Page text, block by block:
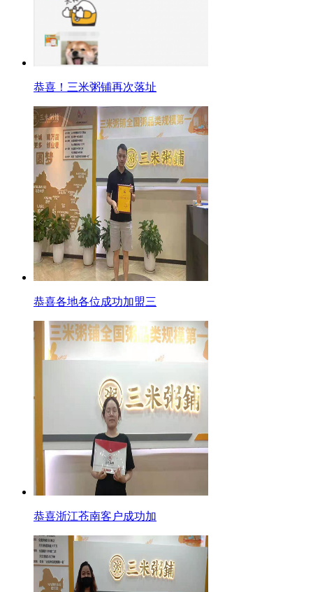
恭喜！三米粥铺再次落址
恭喜各地各位成功加盟三
恭喜浙江苍南客户成功加